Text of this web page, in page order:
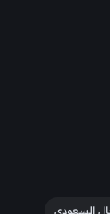
السعودي